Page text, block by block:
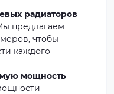
радиаторов
предлагаем
чтобы
каждого
мощность